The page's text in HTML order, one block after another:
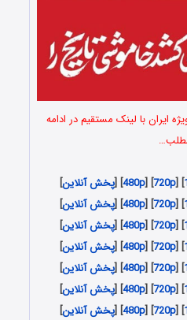
ایران با لینک مستقیم در ادامه
] [
720p
] [
480p
] [پخش آنلاین]
] [
720p
] [
480p
] [پخش آنلاین]
] [
720p
] [
480p
] [پخش آنلاین]
] [
720p
] [
480p
] [پخش آنلاین]
] [
720p
] [
480p
] [پخش آنلاین]
] [
720p
] [
480p
] [پخش آنلاین]
] [
720p
] [
480p
] [پخش آنلاین]